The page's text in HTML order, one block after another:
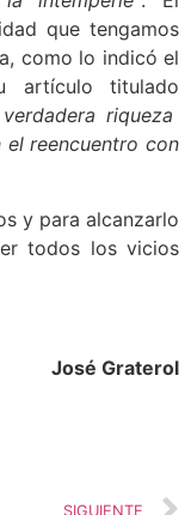
que tengamos
como lo indicó el
artículo titulado
riqueza
reencuentro con
y para alcanzarlo
todos los vicios
José Graterol
SIGUIENTE